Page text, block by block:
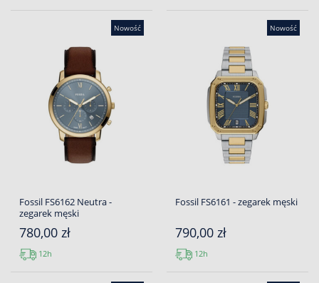
Nowość
Fossil FS6162 Neutra -
zegarek męski
780,00 zł
12h
Nowość
Fossil FS6161 - zegarek męski
790,00 zł
12h